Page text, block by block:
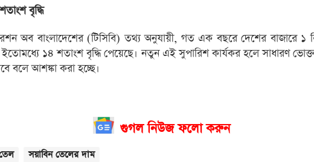
বৃদ্ধি
অব বাংলাদেশের (টিসিবি) তথ্য অনুযায়ী, গত এক বছরে দেশের বাজারে ১
ইতোমধ্যে ১৪ শতাংশ বৃদ্ধি পেয়েছে। নতুন এই সুপারিশ কার্যকর হলে সাধারণ
বলে আশঙ্কা করা হচ্ছে।
গুগল নিউজ ফলো করুন
সয়াবিন তেলের দাম